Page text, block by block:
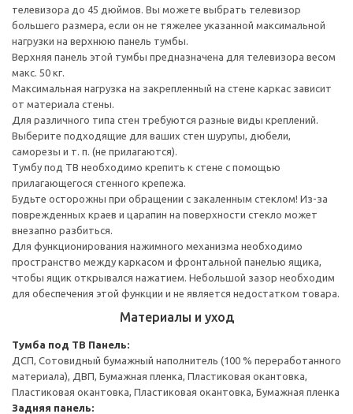
телевизора до 45 дюймов. Вы можете выбрать телевизор
большего размера, если он не тяжелее указанной максимальной
нагрузки на верхнюю панель тумбы.
Верхняя панель этой тумбы предназначена для телевизора весом
макс. 50 кг.
Максимальная нагрузка на закрепленный на стене каркас зависит
от материала стены.
Для различного типа стен требуются разные виды креплений.
Выберите подходящие для ваших стен шурупы, дюбели,
саморезы и т. п. (не прилагаются).
Тумбу под ТВ необходимо крепить к стене с помощью
прилагающегося стенного крепежа.
Будьте осторожны при обращении с закаленным стеклом! Из-за
поврежденных краев и царапин на поверхности стекло может
внезапно разбиться.
Для функционирования нажимного механизма необходимо
пространство между каркасом и фронтальной панелью ящика,
чтобы ящик открывался нажатием. Небольшой зазор необходим
для обеспечения этой функции и не является недостатком товара.
Материалы и уход
Тумба под ТВ Панель:
ДСП, Сотовидный бумажный наполнитель (100 % переработанного
материала), ДВП, Бумажная пленка, Пластиковая окантовка,
Пластиковая окантовка, Пластиковая окантовка, Бумажная пленка
Задняя панель: